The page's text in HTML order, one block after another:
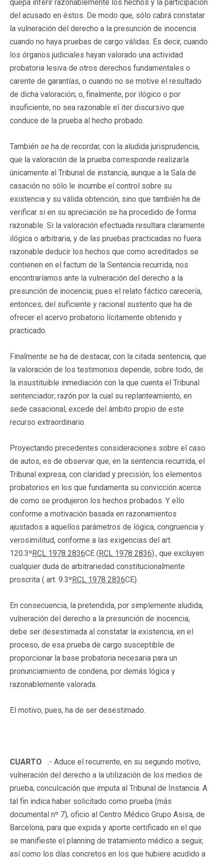
quepa inferir razonablemente los hechos y la participación
del acusado en éstos. De modo que, sólo cabrá constatar
la vulneración del derecho a la presunción de inocencia
cuando no haya pruebas de cargo válidas. Es decir, cuando
los órganos judiciales hayan valorado una actividad
probatoria lesiva de otros derechos fundamentales o
carente de garantías, o cuando no se motive el resultado
de dicha valoración; o, finalmente, por ilógico o por
insuficiente, no sea razonable el iter discursivo que
conduce de la prueba al hecho probado.
También se ha de recordar, con la aludida jurisprudencia,
que la valoración de la prueba corresponde realizarla
únicamente al Tribunal de instancia, aunque a la Sala de
casación no sólo le incumbe el control sobre su
existencia y su válida obtención, sino que también ha de
verificar si en su apreciación se ha procedido de forma
razonable. Si la valoración efectuada resultara claramente
ilógica o arbitraria, y de las pruebas practicadas no fuera
razonable deducir los hechos que como acreditados se
contienen en el factum de la Sentencia recurrida, nos
encontraríamos ante la vulneración del derecho a la
presunción de inocencia; pues el relato fáctico carecería,
entonces, del suficiente y racional sustento que ha de
ofrecer el acervo probatorio lícitamente obtenido y
practicado.
Finalmente se ha de destacar, con la citada sentencia, que
la valoración de los testimonios depende, sobre todo, de
la insustituible inmediación con la que cuenta el Tribunal
sentenciador; razón por la cual su replanteamiento, en
sede casacional, excede del ámbito propio de este
recurso extraordinario.
Proyectando precedentes consideraciones sobre el caso
de autos, es de observar que, en la sentencia recurrida, el
Tribunal expresa, con claridad y precisión, los elementos
probatorios en los que fundamenta su convicción acerca
de como se produjeron los hechos probados. Y ello
conforme a motivación basada en razonamientos
ajustados a aquellos parámetros de lógica, congruencia y
verosimilitud, conforme a las exigencias del art.
120.3ºRCL 1978 2836CE (RCL 1978 2836)., que excluyen
cualquier duda de arbitrariedad constitucionalmente
proscrita ( art. 9.3ºRCL 1978 2836CE).
En consecuencia, la pretendida, por simplemente aludida,
vulneración del derecho a la presunción de inocencia,
debe ser desestimada al constatar la existencia, en el
proceso, de esa prueba de cargo susceptible de
proporcionar la base probatoria necesaria para un
pronunciamiento de condena, por demás lógica y
razonablemente valorada.
El motivo, pues, ha de ser desestimado.
CUARTO .- Aduce el recurrente, en su segundo motivo,
vulneración del derecho a la utilización de los medios de
prueba; conculcación que imputa al Tribunal de Instancia. A
tal fin indica haber solicitado como prueba (más
documental nº 7), oficio al Centro Médico Grupo Asisa, de
Barcelona, para que expida y aporte certificado en el que
se manifieste el planning de tratamiento médico a seguir,
así como los días concretos en los que hubiere acudido a